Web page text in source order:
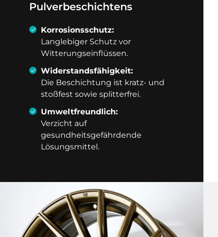
Pulverbeschichtens
Korrosionsschutz:
Langlebiger Schutz vor
Witterungseinflüssen.
Widerstandsfähigkeit:
Die Beschichtung ist kratz- und
stoßfest sowie splitterfrei.
Umweltfreundlich:
Verzicht auf
gesundheitsgefährdende
Lösungsmittel.